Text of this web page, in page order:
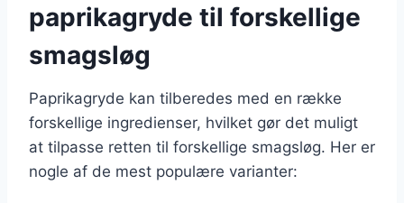
paprikagryde til forskellige
smagsløg
Paprikagryde kan tilberedes med en række
forskellige ingredienser, hvilket gør det muligt
at tilpasse retten til forskellige smagsløg. Her er
nogle af de mest populære varianter: